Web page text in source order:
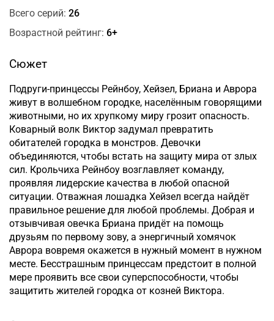
Всего серий: 26
Возрастной рейтинг: 6+
Сюжет
Подруги-принцессы Рейнбоу, Хейзел, Бриана и Аврора
живут в волшебном городке, населённым говорящими
животными, но их хрупкому миру грозит опасность.
Коварный волк Виктор задумал превратить
обитателей городка в монстров. Девочки
объединяются, чтобы встать на защиту мира от злых
сил. Крольчиха Рейнбоу возглавляет команду,
проявляя лидерские качества в любой опасной
ситуации. Отважная лошадка Хейзел всегда найдёт
правильное решение для любой проблемы. Добрая и
отзывчивая овечка Бриана придёт на помощь
друзьям по первому зову, а энергичный хомячок
Аврора вовремя окажется в нужный момент в нужном
месте. Бесстрашным принцессам предстоит в полной
мере проявить все свои суперспособности, чтобы
защитить жителей городка от козней Виктора.